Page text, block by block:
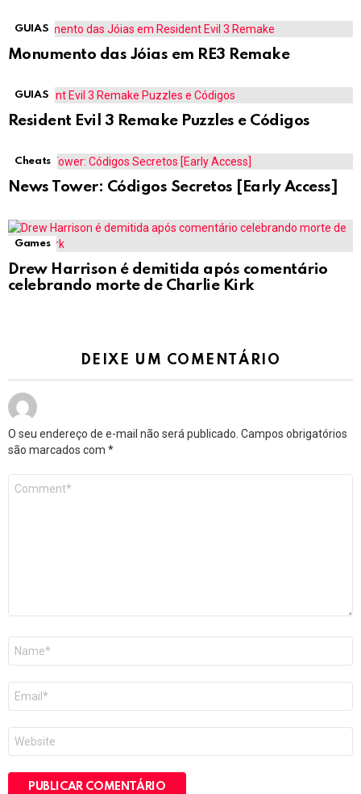
GUIAS
Monumento das Jóias em RE3 Remake
GUIAS
Resident Evil 3 Remake Puzzles e Códigos
Cheats
News Tower: Códigos Secretos [Early Access]
Games
Drew Harrison é demitida após comentário
celebrando morte de Charlie Kirk
DEIXE UM COMENTÁRIO
O seu endereço de e-mail não será publicado. Campos obrigatórios
são marcados com *
mail
*